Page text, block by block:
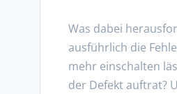
Was dabei
ausführlich die
mehr einschalten
der Defekt auftrat?